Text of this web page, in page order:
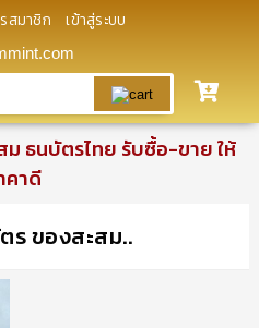
สมาชิก เข้าสู่ระบบ
ธนบัตรไทย รับซื้อ-ขาย ให้
คาดี
ร ของสะสม..